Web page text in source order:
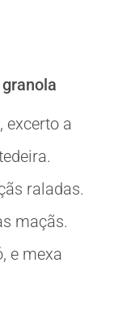
excerto a
raladas.
maçãs.
e mexa